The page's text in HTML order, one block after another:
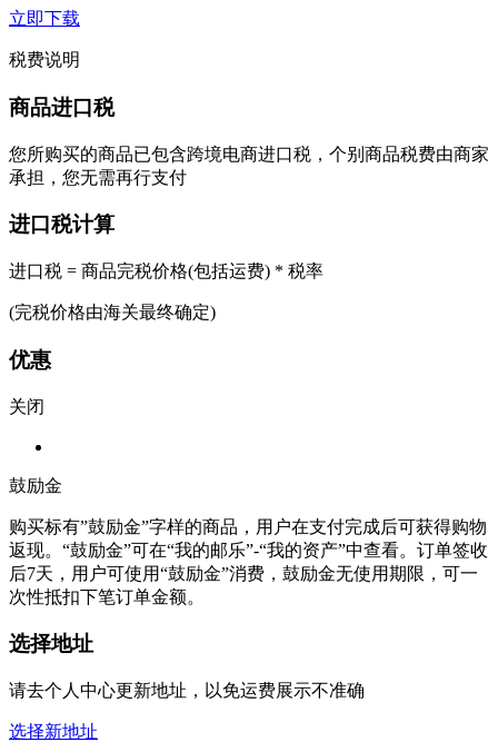
立即下载
税费说明
商品进口税
您所购买的商品已包含跨境电商进口税，个别商品税费由商家
承担，您无需再行支付
进口税计算
进口税 = 商品完税价格(包括运费) * 税率
(完税价格由海关最终确定)
优惠
关闭
鼓励金
购买标有”鼓励金”字样的商品，用户在支付完成后可获得购物
返现。“鼓励金”可在“我的邮乐”-“我的资产”中查看。订单签收
后7天，用户可使用“鼓励金”消费，鼓励金无使用期限，可一
次性抵扣下笔订单金额。
选择地址
请去个人中心更新地址，以免运费展示不准确
选择新地址